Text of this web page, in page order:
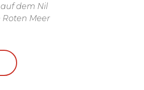
dem Nil
Meer
Reise durch Ägypten
die unsere Erde zu bieten